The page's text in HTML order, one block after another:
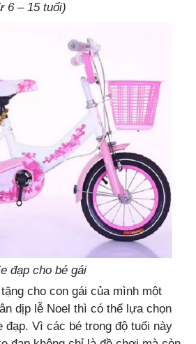
6 – 15 tuổi)
đạp cho bé gái
cho con gái của mình một
dịp lễ Noel thì có thể lựa chọn
đạp. Vì các bé trong độ tuổi này